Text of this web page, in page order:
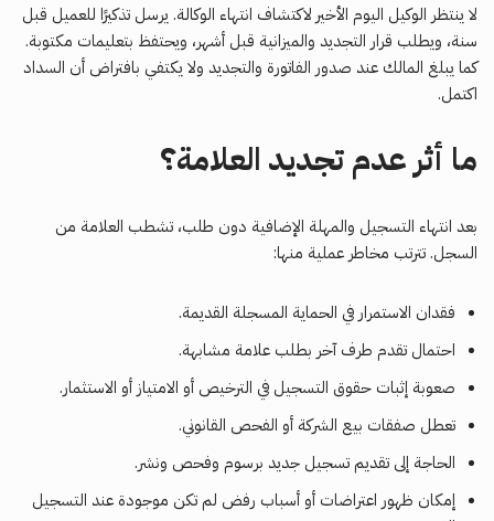
لا ينتظر الوكيل اليوم الأخير لاكتشاف انتهاء الوكالة. يرسل تذكيرًا للعميل قبل
سنة، ويطلب قرار التجديد والميزانية قبل أشهر، ويحتفظ بتعليمات مكتوبة.
كما يبلغ المالك عند صدور الفاتورة والتجديد ولا يكتفي بافتراض أن السداد
اكتمل.
ما أثر عدم تجديد العلامة؟
بعد انتهاء التسجيل والمهلة الإضافية دون طلب، تشطب العلامة من
السجل. تترتب مخاطر عملية منها:
فقدان الاستمرار في الحماية المسجلة القديمة.
احتمال تقدم طرف آخر بطلب علامة مشابهة.
صعوبة إثبات حقوق التسجيل في الترخيص أو الامتياز أو الاستثمار.
تعطل صفقات بيع الشركة أو الفحص القانوني.
الحاجة إلى تقديم تسجيل جديد برسوم وفحص ونشر.
إمكان ظهور اعتراضات أو أسباب رفض لم تكن موجودة عند التسجيل